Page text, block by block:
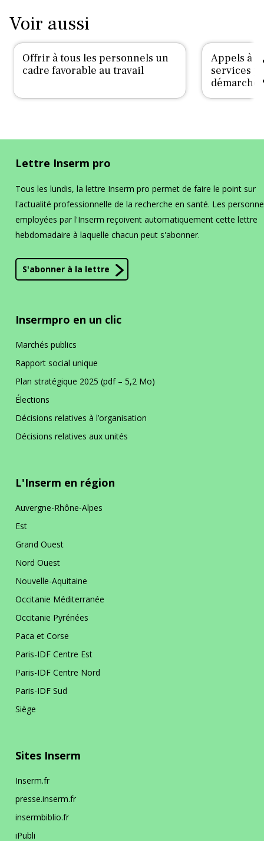
Voir aussi
Offrir à tous les personnels un
cadre favorable au travail
Appels à
services
démarches
Lettre Inserm pro
Tous les lundis, la lettre Inserm pro permet de faire le point sur
l'actualité professionnelle de la recherche en santé. Les
employées par l'Inserm reçoivent automatiquement cette lettre
hebdomadaire à laquelle chacun peut s'abonner.
S'abonner à la lettre
Insermpro en un clic
Marchés publics
Rapport social unique
Plan stratégique 2025 (pdf – 5,2 Mo)
Élections
Décisions relatives à l’organisation
Décisions relatives aux unités
L'Inserm en région
Auvergne-Rhône-Alpes
Est
Grand Ouest
Nord Ouest
Nouvelle-Aquitaine
Occitanie Méditerranée
Occitanie Pyrénées
Paca et Corse
Paris-IDF Centre Est
Paris-IDF Centre Nord
Paris-IDF Sud
Siège
Sites Inserm
Inserm.fr
presse.inserm.fr
insermbiblio.fr
iPubli